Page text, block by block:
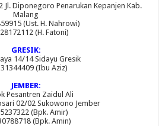
Jl. Diponegoro Penarukan Kepanjen Kab.
Malang
(Ust. H. Nahrowi)
(H. Fatoni)
GRESIK:
14/14 Sidayu Gresik
(Ibu Aziz)
JEMBER:
Pesantren Zaidul Ali
02/02 Sukowono Jember
(Bpk. Amir)
(Bpk. Amin)